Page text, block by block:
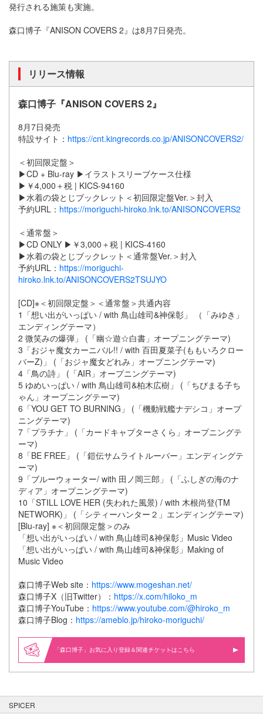
発行される施策も実施。
森口博子『ANISON COVERS 2』は8月7日発売。
リリース情報
森口博子『ANISON COVERS 2』
8月7日発売
特設サイト： https://cnt.kingrecords.co.jp/ANISONCOVERS2/
＜初回限定盤＞
▶CD + Blu-ray ▶イラストスリーブケース仕様
▶￥4,000＋税 | KICS-94160
▶水着の袋とじブックレット＜初回限定盤Ver.＞封入
予約URL： https://moriguchi-hiroko.lnk.to/ANISONCOVERS2
＜通常盤＞
▶CD ONLY ▶￥3,000＋税 | KICS-4160
▶水着の袋とじブックレット＜通常盤Ver.＞封入
予約URL： https://moriguchi-
hiroko.lnk.to/ANISONCOVERS2TSUJYO
[CD]※＜初回限定盤＞＜通常盤＞共通内容
1「想い出がいっぱい / with 鳥山雄司&神保彰」 （「みゆき」
エンディングテーマ）
2 微笑みの爆弾」 (「幽☆遊☆白書」オープニングテーマ)
3「おジャ魔女カーニバル!! / with 百田夏菜子(ももいろクロー
バーZ)」 (「おジャ魔女どれみ」オープニングテーマ)
4「鳥の詩」 (「AIR」オープニングテーマ)
5 ゆめいっぱい / with 鳥山雄司&柏木広樹」 (「ちびまる子ち
ゃん」オープニングテーマ)
6「YOU GET TO BURNING」 (「機動戦艦ナデシコ」オープ
ニングテーマ)
7「プラチナ」 (「カードキャプターさくら」オープニングテ
ーマ)
8「BE FREE」 (「鎧伝サムライトルーパー」エンディングテ
ーマ)
9「ブルーウォーター/ with 田ノ岡三郎」 (「ふしぎの海のナ
ディア」オープニングテーマ)
10「STILL LOVE HER (失われた風景) / with 木根尚登(TM
NETWORK)」 (「シティーハンター２」エンディングテーマ)
[Blu-ray] ※＜初回限定盤＞のみ
「想い出がいっぱい / with 鳥山雄司&神保彰」Music Video
「想い出がいっぱい / with 鳥山雄司&神保彰」Making of
Music Video
森口博子Web site： https://www.mogeshan.net/
森口博子X（旧Twitter）： https://x.com/hiloko_m
森口博子YouTube： https://www.youtube.com/@hiroko_m
森口博子Blog： https://ameblo.jp/hiroko-moriguchi/
「森口博子」お気に入り登録＆関連 はこちら
SPICER